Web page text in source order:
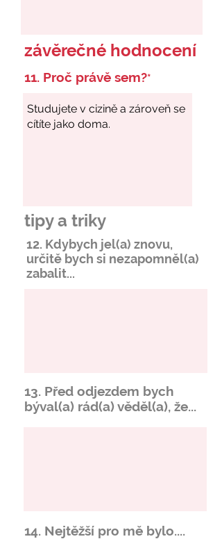
závěrečné hodnocení
11. Proč právě sem?*
tipy a triky
12. Kdybych jel(a) znovu,
určitě bych si nezapomněl(a)
zabalit...
13. Před odjezdem bych
býval(a) rád(a) věděl(a), že...
14. Nejtěžší pro mě bylo....